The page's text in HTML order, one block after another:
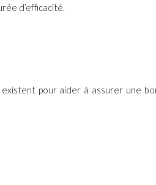
d’efficacité.
pour aider à assurer une